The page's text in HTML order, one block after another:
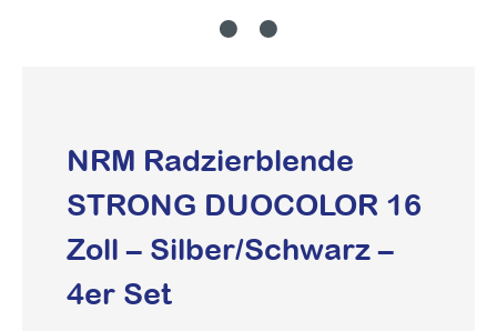
NRM Radzierblende
STRONG DUOCOLOR 16
Zoll – Silber/Schwarz –
4er Set